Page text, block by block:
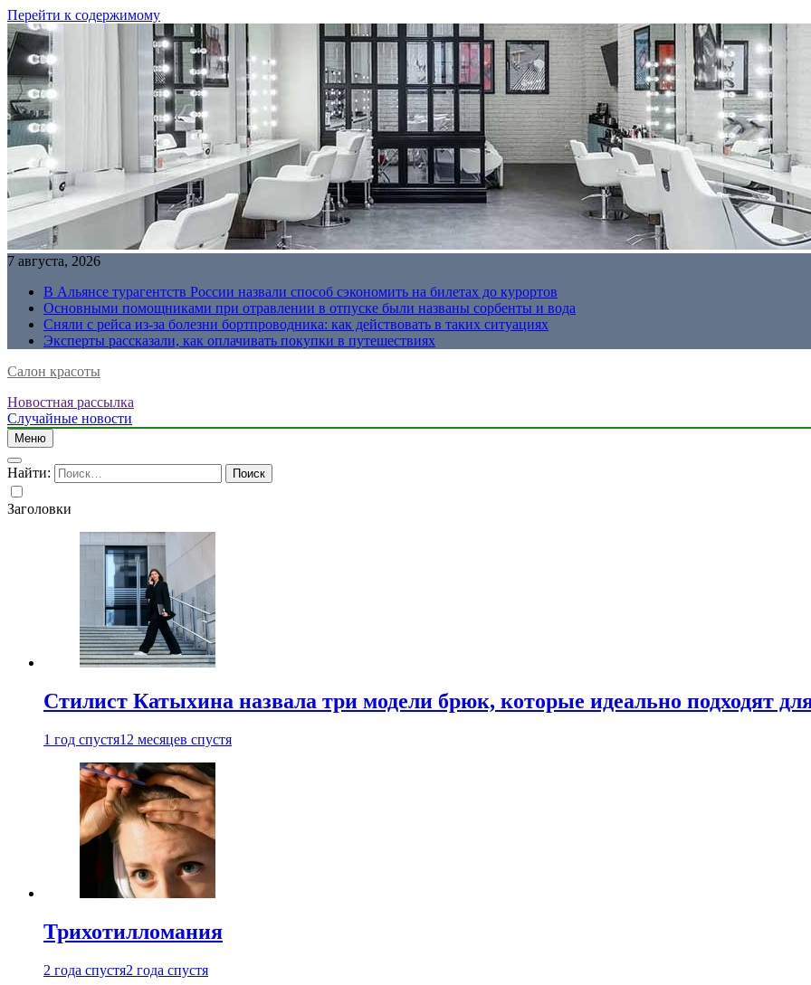
Перейти к содержимому
7 августа, 2026
В Альянсе турагентств России назвали способ сэкономить на билетах до курортов
Основными помощниками при отравлении в отпуске были названы сорбенты и вода
Сняли с рейса из-за болезни бортпроводника: как действовать в таких ситуациях
Эксперты рассказали, как оплачивать покупки в путешествиях
Салон красоты
Новостная рассылка
Случайные новости
Меню
Найти:
Заголовки
Стилист Катыхина назвала три модели брюк, которые идеально подходят
1 год спустя12 месяцев спустя
Трихотилломания
2 года спустя2 года спустя